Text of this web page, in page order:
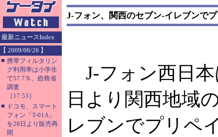
最新ニュースIndex
【 2009/06/26 】
■ 携帯フィルタリン
グ利用率は小学生
で57.7％、総務省
調査
［17:53］
■ ドコモ、スマート
フォン「T-01A」
を28日より販売再
開
J-フォン、関西のセブン-イレブンで
J-フォン西日本
日より関西地域
レブンでプリペ